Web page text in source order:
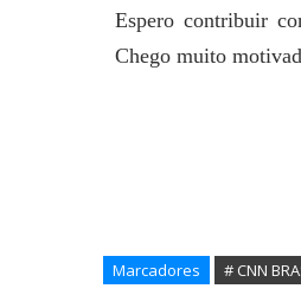
Espero contribuir
Chego muito
Marcadores # CNN